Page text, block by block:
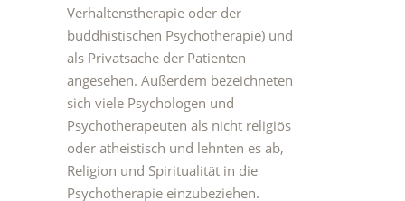
Verhaltenstherapie oder der
buddhistischen Psychotherapie) und
als Privatsache der Patienten
angesehen. Außerdem bezeichneten
sich viele Psychologen und
Psychotherapeuten als nicht religiös
oder atheistisch und lehnten es ab,
Religion und Spiritualität in die
Psychotherapie einzubeziehen.